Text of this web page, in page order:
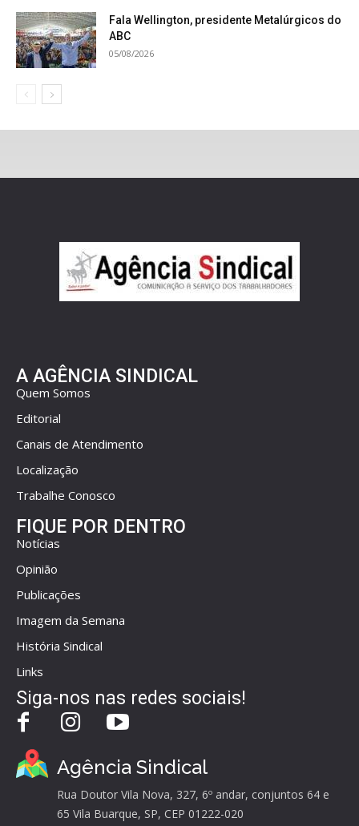
Fala Wellington, presidente Metalúrgicos do
ABC
05/08/2026
A AGÊNCIA SINDICAL
Quem Somos
Editorial
Canais de Atendimento
Localização
Trabalhe Conosco
FIQUE POR DENTRO
Notícias
Opinião
Publicações
Imagem da Semana
História Sindical
Links
Siga-nos nas redes sociais!
Agência Sindical
Rua Doutor Vila Nova, 327, 6º andar, conjuntos 64 e
65 Vila Buarque, SP, CEP 01222-020